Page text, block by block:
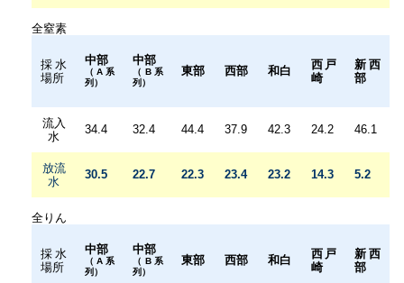
全窒素
採水
場所
中部
（A系
列）
中部
（B系
列）
東部 西部 和白
西戸
崎
新西
部
流入
水
34.4 32.4 44.4 37.9 42.3 24.2 46.1
放流
水
30.5 22.7 22.3 23.4 23.2 14.3 5.2
全りん
採水
場所
中部
（A系
列）
中部
（B系
列）
東部 西部 和白
西戸
崎
新西
部